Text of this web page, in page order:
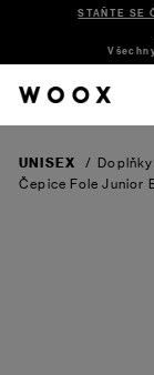
STAŇTE SE
UNISEX / Doplňky
Čepice Fole Junior